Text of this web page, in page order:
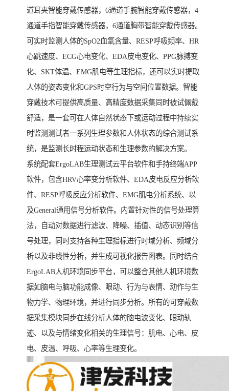
道耳夹智能穿戴传感器，6通道手腕智能穿戴传感器，4
通道手指智能穿戴传感器，6通道胸带智能穿戴传感器。
可实时监测人体的SpO2血氧含量、RESP呼吸频率、HR
心跳速度、ECG心电变化、EDA皮电变化、PPG脉搏变
化、SKT体温、EMG肌电等生理指标，还可以实时提取
人体的姿态变化和GPS时空行为与空间位置数据。智能
穿戴技术可提供高质量、高精度数据采集同时被试佩戴
舒适，是一套可在人体自然状态下或运动过程中持续实
时监测测试者一系列生理参数和人体状态的综合测试系
统，是监测长时程运动状态和生理参数的解决方案。
系统配套ErgoLAB生理测试云平台软件和手持终端APP
软件，包含HRV心率变分析软件、EDA皮电反应分析软
件、RESP呼吸反应分析软件、EMG肌电分析系统、以
及General通用信号分析软件。内置针对性的信号处理算
法，自动对数据进行滤波、降噪、插值、动态识别等信
号处理，同时支持各种生理指标进行时域分析、频域分
析以及非线性分析，并生成可视化报告图表。同时结合
ErgoLAB人机环境同步平台，可以整合其他人机环境数
据如脑电与脑功能成像、眼动、行为与表情、动作与生
物力学、物理环境，并进行同步分析。所有的可穿戴数
据采集模块同步在线分析人体的脑电波变化、眼动轨
迹、以及与情绪变化相关的生理信号：肌电、心电、皮
电、皮温、呼吸、心率等生理变化。